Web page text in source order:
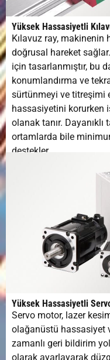
Yüksek Hassasiyetli
Kılavuz ray, makinenin
doğrusal hareket
için tasarlanmıştır, bu
konumlandırma ve
sürtünmeyi ve titreşimi
hassasiyetini korurken
olanak tanır. Dayanıklı
ortamlarda bile
destekler.
Yüksek Hassasiyetli
Servo motor, lazer
olağanüstü hassasiyet
zamanlı geri bildirim
olarak ayarlayarak